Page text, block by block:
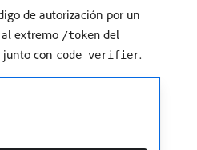
de autorización por un
al extremo /token del
junto con code_verifier.